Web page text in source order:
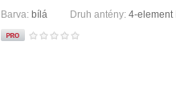
Barva: bílá Druh antény: 4-element